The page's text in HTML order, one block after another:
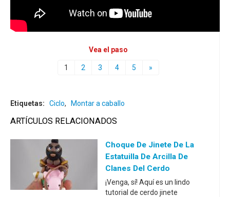
Vea el paso
1 2 3 4 5 »
Etiquetas: Ciclo, Montar a caballo
ARTÍCULOS RELACIONADOS
Choque De Jinete De La
Estatuilla De Arcilla De
Clanes Del Cerdo
¡Venga, sí! Aquí es un lindo
tutorial de cerdo jinete